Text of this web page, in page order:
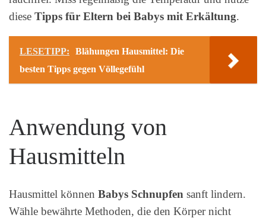
diese Tipps für Eltern bei Babys mit Erkältung.
LESETIPP:
Blähungen Hausmittel: Die
besten Tipps gegen Völlegefühl
Anwendung von
Hausmitteln
Hausmittel können Babys Schnupfen sanft lindern.
Wähle bewährte Methoden, die den Körper nicht